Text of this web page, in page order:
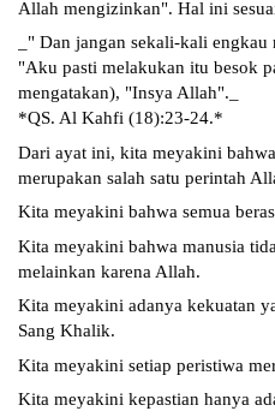
Allah mengizinkan". Hal ini
_" Dan jangan sekali-kali engkau
"Aku pasti melakukan itu besok
mengatakan), "Insya Allah"._
*QS. Al Kahfi (18):23-24.*
Dari ayat ini, kita meyakini bahwa
merupakan salah satu perintah
Kita meyakini bahwa semua
Kita meyakini bahwa manusia
melainkan karena Allah.
Kita meyakini adanya kekuatan
Sang Khalik.
Kita meyakini setiap peristiwa
Kita meyakini kepastian hanya